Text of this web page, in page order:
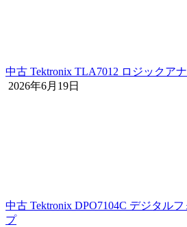
中古 Tektronix TLA7012 ロジックア
2026年6月19日
中古 Tektronix DPO7104C デジタル
プ